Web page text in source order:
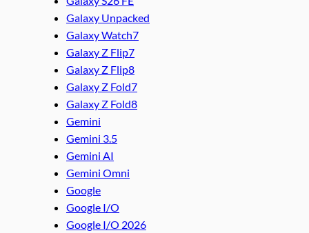
Galaxy Unpacked
Galaxy Watch7
Galaxy Z Flip7
Galaxy Z Flip8
Galaxy Z Fold7
Galaxy Z Fold8
Gemini
Gemini 3.5
Gemini AI
Gemini Omni
Google
Google I/O
Google I/O 2026